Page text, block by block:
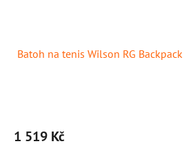
Batoh na tenis Wilson RG
1 519 Kč